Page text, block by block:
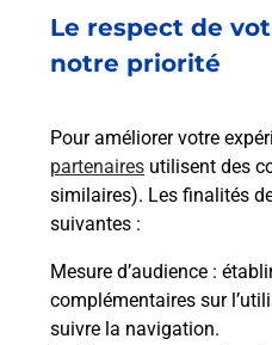
Le respect de
notre priorité
Pour améliorer votre
partenaires utilisent des
similaires). Les finalités
suivantes :
Mesure d’audience :
complémentaires sur
suivre la navigation.
Recherchez un
Questions
Quel réseau utilise